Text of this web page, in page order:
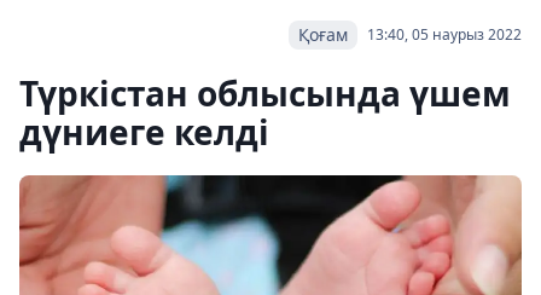
13:40, 05 наурыз 2022
Қоғам
Түркістан облысында үшем
дүниеге келді